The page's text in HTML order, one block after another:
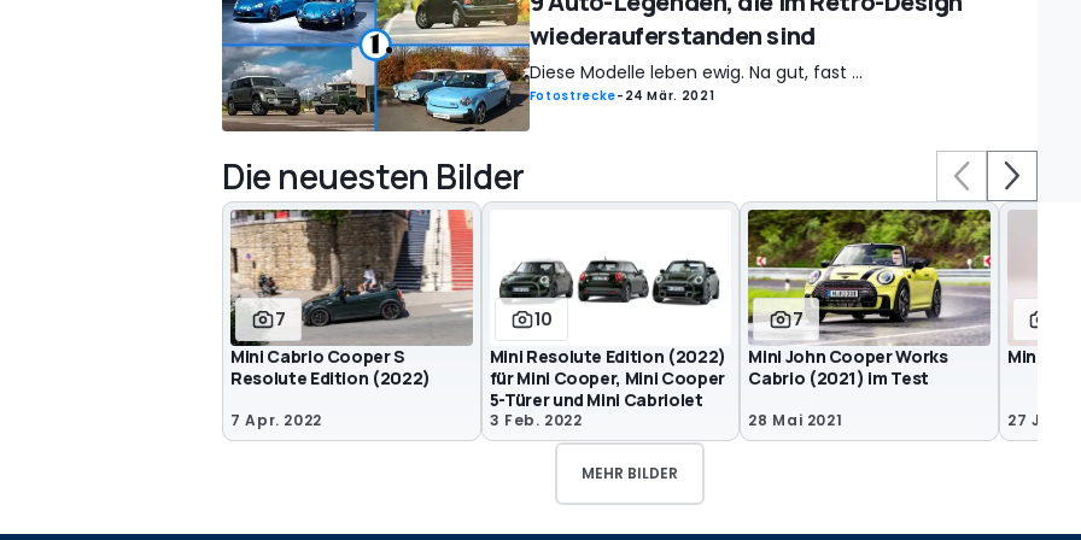
wiederauferstanden sind
Diese Modelle leben ewig. Na gut, fast ...
Fotostrecke- 24 Mär. 2021
Die neuesten Bilder
7
Mini Cabrio Cooper S
Resolute Edition (2022)
7 Apr. 2022
10
Mini Resolute Edition (2022)
für Mini Cooper, Mini Cooper
5-Türer und Mini Cabriolet
3 Feb. 2022
7
Mini John Cooper Works
Cabrio (2021) im Test
28 Mai 2021
Mini
27 Jan.
MEHR BILDER